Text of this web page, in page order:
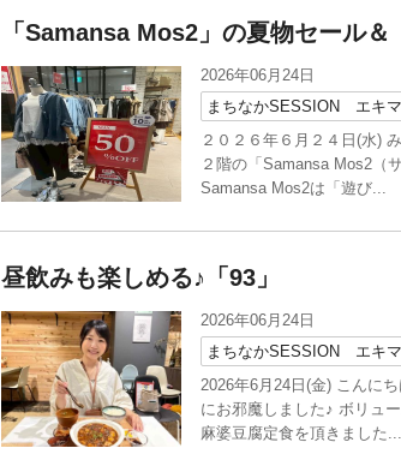
「Samansa Mos2」の夏物セール＆
2026年06月24日
まちなかSESSION エキ
２０２６年６月２４日(水)
２階の「Samansa Mos2（
Samansa Mos2は「遊び...
昼飲みも楽しめる♪「93」
2026年06月24日
まちなかSESSION エキ
2026年6月24日(金) こんに
にお邪魔しました♪ ボリュ
麻婆豆腐定食を頂きました...